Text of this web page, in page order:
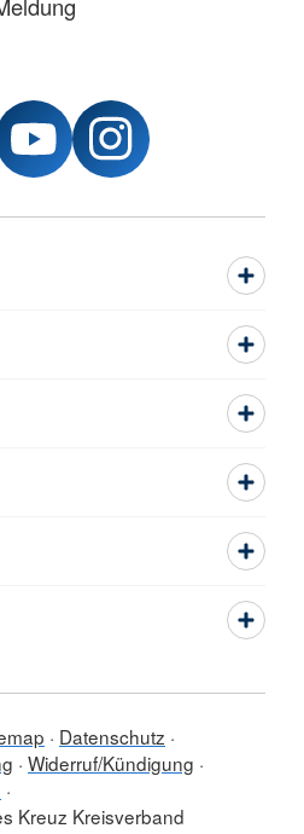
Datenschutz
Widerruf/Kündigung
Kreuz Kreisverband